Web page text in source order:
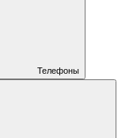
Телефоны